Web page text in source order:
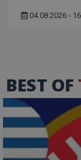
04.08.2026 -
BEST OF